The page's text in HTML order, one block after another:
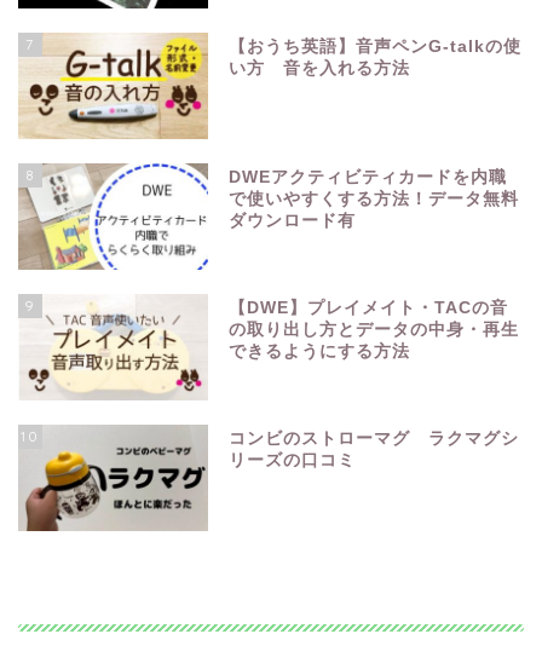
7
【おうち英語】音声ペンG-talkの使
い方 音を入れる方法
8
DWEアクティビティカードを内職
で使いやすくする方法！データ無料
ダウンロード有
9
【DWE】プレイメイト・TACの音
の取り出し方とデータの中身・再生
できるようにする方法
10
コンビのストローマグ ラクマグシ
リーズの口コミ